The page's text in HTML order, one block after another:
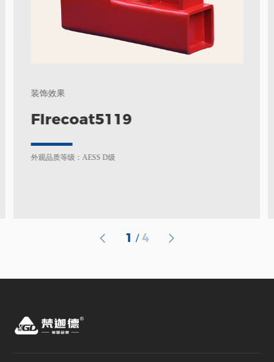
装饰效果
FIrecoat5119
外观品质等级：AESS D级
1 / 4